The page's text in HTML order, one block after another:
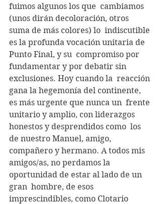
fuimos algunos los que  cambiamos
(unos dirán decoloración, otros
suma de más colores) lo  indiscutible
es la profunda vocación unitaria de
Punto Final, y su  compromiso por
fundamentar y por debatir sin
exclusiones. Hoy cuando la  reacción
gana la hegemonía del continente,
es más urgente que nunca un  frente
unitario y amplio, con liderazgos
honestos y desprendidos como  los
de nuestro Manuel, amigo,
compañero y hermano. A todos mis
amigos/as, no perdamos la
oportunidad de estar al lado de un
gran  hombre, de esos
imprescindibles, como Clotario